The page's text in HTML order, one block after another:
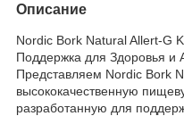
Описание
Nordic Bork Natural Allert-G
Поддержка для Здоровья и
Представляем Nordic Bork
высококачественную
разработанную для